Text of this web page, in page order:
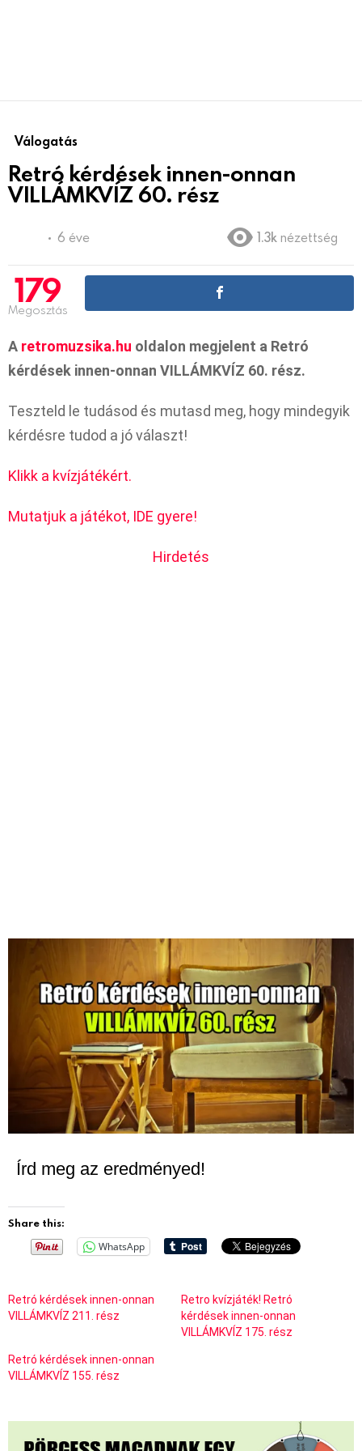
Válogatás
Retró kérdések innen-onnan
VILLÁMKVÍZ 60. rész
6 éve 1.3k nézettség
179
Megosztás
A retromuzsika.hu oldalon megjelent a Retró
kérdések innen-onnan VILLÁMKVÍZ 60. rész.
Teszteld le tudásod és mutasd meg, hogy mindegyik
kérdésre tudod a jó választ!
Klikk a kvízjátékért.
Mutatjuk a játékot, IDE gyere!
Hirdetés
Írd meg az eredményed!
Share this:
WhatsApp
Retró kérdések innen-onnan
VILLÁMKVÍZ 211. rész
Retro kvízjáték! Retró
kérdések innen-onnan
VILLÁMKVÍZ 175. rész
Retró kérdések innen-onnan
VILLÁMKVÍZ 155. rész